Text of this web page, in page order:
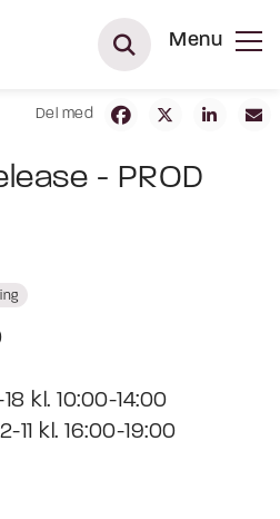
Menu
Del med
- PROD
kl. 10:00-14:00
11 kl. 16:00-19:00